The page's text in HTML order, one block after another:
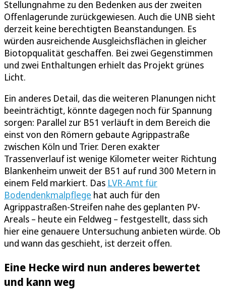
Stellungnahme zu den Bedenken aus der zweiten
Offenlagerunde zurückgewiesen. Auch die UNB sieht
derzeit keine berechtigten Beanstandungen. Es
würden ausreichende Ausgleichsflächen in gleicher
Biotopqualität geschaffen. Bei zwei Gegenstimmen
und zwei Enthaltungen erhielt das Projekt grünes
Licht.
Ein anderes Detail, das die weiteren Planungen nicht
beeinträchtigt, könnte dagegen noch für Spannung
sorgen: Parallel zur B51 verläuft in dem Bereich die
einst von den Römern gebaute Agrippastraße
zwischen Köln und Trier. Deren exakter
Trassenverlauf ist wenige Kilometer weiter Richtung
Blankenheim unweit der B51 auf rund 300 Metern in
einem Feld markiert. Das LVR-Amt für
Bodendenkmalpflege hat auch für den
Agrippastraßen-Streifen nahe des geplanten PV-
Areals – heute ein Feldweg – festgestellt, dass sich
hier eine genauere Untersuchung anbieten würde. Ob
und wann das geschieht, ist derzeit offen.
Eine Hecke wird nun anderes bewertet
und kann weg